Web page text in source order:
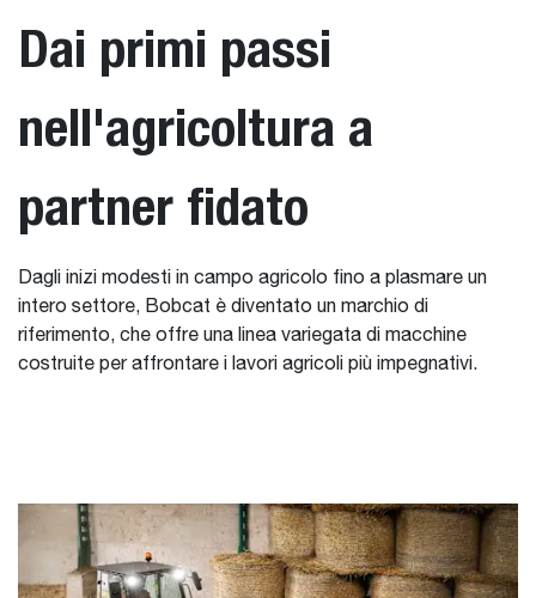
Dai primi passi
nell'agricoltura a
partner fidato
Dagli inizi modesti in campo agricolo fino a plasmare un
intero settore, Bobcat è diventato un marchio di
riferimento, che offre una linea variegata di macchine
costruite per affrontare i lavori agricoli più impegnativi.